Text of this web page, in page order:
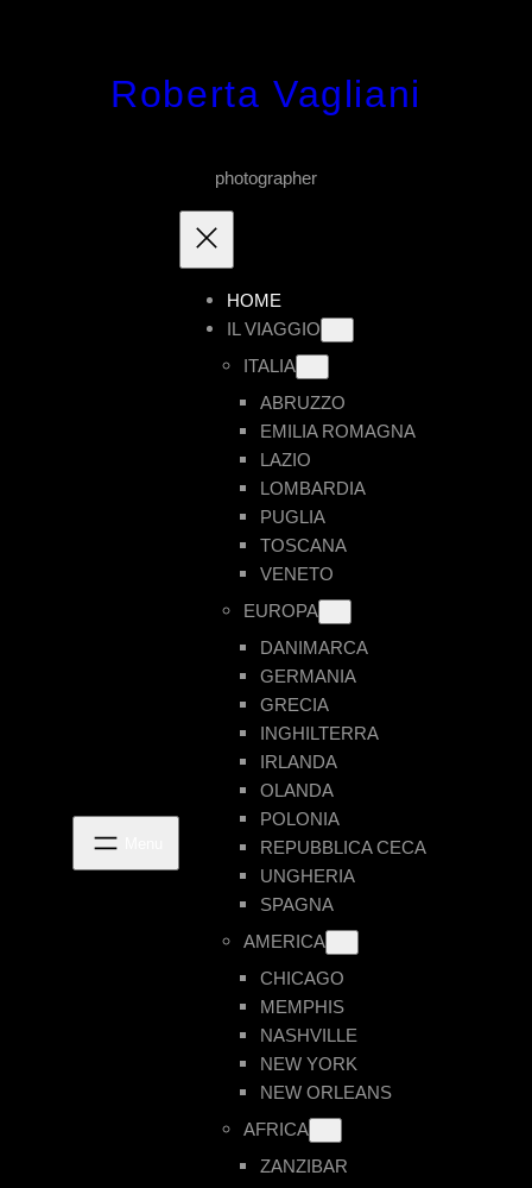
Roberta Vagliani
photographer
HOME
IL VIAGGIO
ITALIA
ABRUZZO
EMILIA ROMAGNA
LAZIO
LOMBARDIA
PUGLIA
TOSCANA
VENETO
EUROPA
DANIMARCA
GERMANIA
GRECIA
INGHILTERRA
IRLANDA
OLANDA
POLONIA
REPUBBLICA CECA
UNGHERIA
SPAGNA
AMERICA
CHICAGO
MEMPHIS
NASHVILLE
NEW YORK
NEW ORLEANS
AFRICA
ZANZIBAR